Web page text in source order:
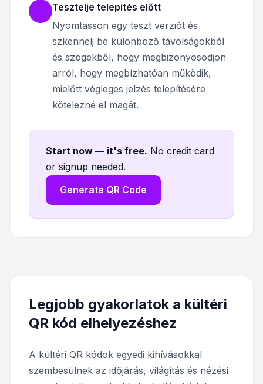
Tesztelje telepítés előtt
Nyomtasson egy teszt verziót és
szkennelj be különböző távolságokból
és szögekből, hogy megbizonyosodjon
arról, hogy megbízhatóan működik,
mielőtt végleges jelzés telepítésére
kötelezné el magát.
Start now — it's free. No credit card
or signup needed.
Generate QR Code
Legjobb gyakorlatok a kültéri
QR kód elhelyezéshez
A kültéri QR kódok egyedi kihívásokkal
szembesülnek az időjárás, világítás és nézési